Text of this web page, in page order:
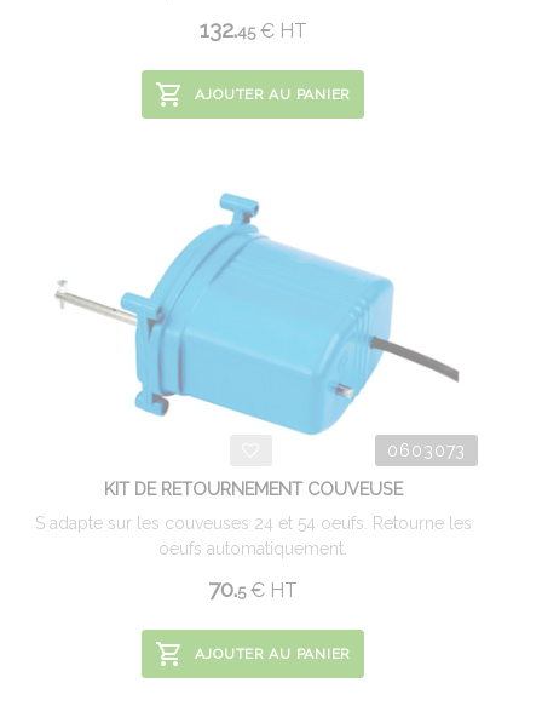
132.45 €HT
AJOUTER AU PANIER
0603073
KIT DE RETOURNEMENT COUVEUSE
S adapte sur les couveuses 24 et 54 oeufs. Retourne les
oeufs automatiquement.
70.5 € HT
AJOUTER AU PANIER